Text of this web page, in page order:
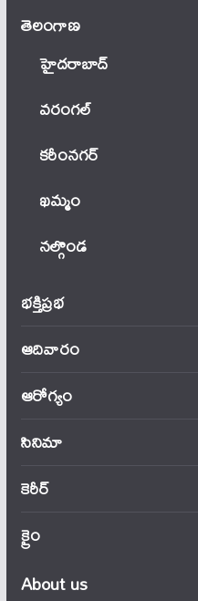
తెలంగాణ‌
హైదరాబాద్
వ‌రంగ‌ల్
కరీంనగర్
ఖ‌మ్మం
నల్గొండ
భక్తిప్రభ
ఆదివారం
ఆరోగ్యం
సినిమా
కెరీర్
క్రైం
About us